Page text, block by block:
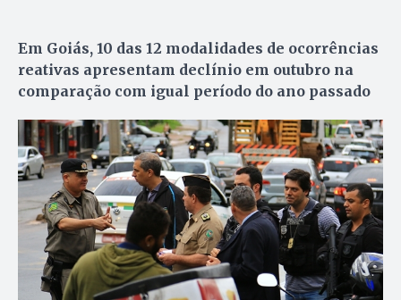
Em Goiás, 10 das 12 modalidades de ocorrências
reativas apresentam declínio em outubro na
comparação com igual período do ano passado